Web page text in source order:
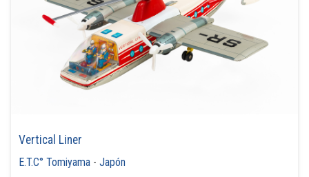
Vertical Liner
E.T.C° Tomiyama -Japón